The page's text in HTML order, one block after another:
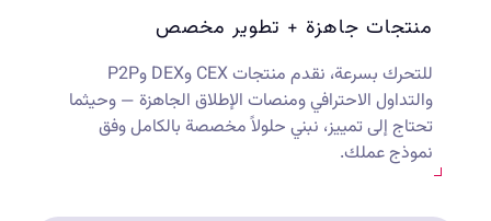
منتجات جاهزة + تطوير مخصص
للتحرك بسرعة، نقدم منتجات CEX وDEX وP2P
والتداول الاحترافي ومنصات الإطلاق الجاهزة — وحيثما
تحتاج إلى تمييز، نبني حلولاً مخصصة بالكامل وفق
نموذج عملك.